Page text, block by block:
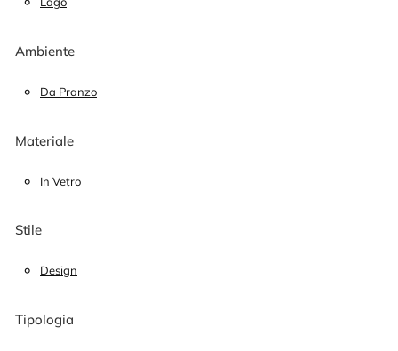
Ambiente
Da Pranzo
Materiale
In Vetro
Stile
Design
Tipologia